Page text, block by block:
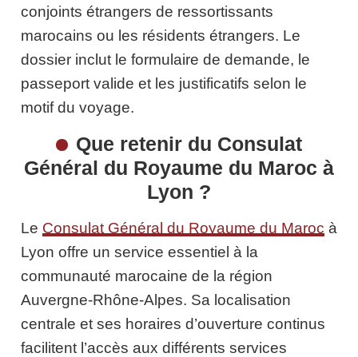
conjoints étrangers de ressortissants
marocains ou les résidents étrangers. Le
dossier inclut le formulaire de demande, le
passeport valide et les justificatifs selon le
motif du voyage.
Que retenir du Consulat
Général du Royaume du Maroc à
Lyon ?
Le Consulat Général du Royaume du Maroc à
Lyon offre un service essentiel à la
communauté marocaine de la région
Auvergne-Rhône-Alpes. Sa localisation
centrale et ses horaires d’ouverture continus
facilitent l’accès aux différents services